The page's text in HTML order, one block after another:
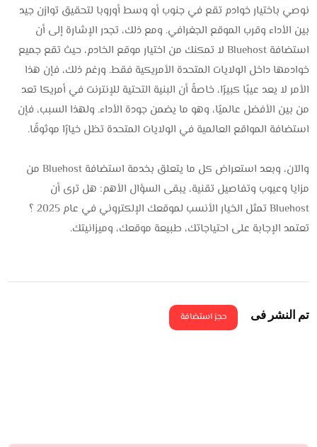
نوصي باختيار خوادم تقع في جنوب أو وسط أوروبا لتحقيق توازن جيد
بين الأداء وقرب الموقع الجغرافي. ومع ذلك، تجدر الإشارة إلى أن
استضافة Bluehost لا تمكنك من اختيار موقع الخادم، حيث تقع جميع
خوادمها داخل الولايات المتحدة الأمريكية فقط. ورغم ذلك، فإن هذا
الأمر لا يعد عيبًا كبيرًا، خاصةً أن البنية التحتية للإنترنت في أمريكا تعد
من بين الأفضل عالميًا، وهو ما يضمن جودة الأداء. ولهذا السبب، فإن
استضافة المواقع العالمية في الولايات المتحدة تظل خيارًا موثوقًا.
والآن، وبعد استعراض كل ما يتعلق بخدمة استضافة Bluehost من
مزايا وعيوب وتفاصيل تقنية، يبقى السؤال الأهم: هل ترى أن
Bluehost تمثل الخيار الأنسب لموقعك الإلكتروني في عام 2025 ؟
تعتمد الإجابة على احتياجاتك، طبيعة موقعك، وميزانيتك.
تم النشر فى حجز استضافة